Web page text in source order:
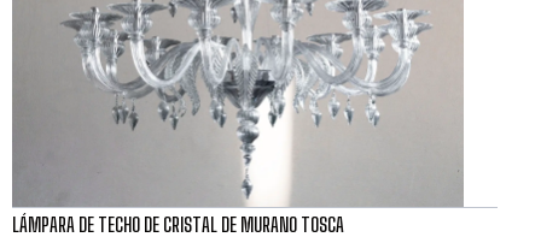
LÁMPARA DE TECHO DE CRISTAL DE MURANO TOSCA